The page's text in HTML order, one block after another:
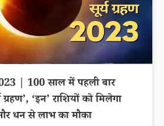
| 100 साल में पहली बार
ग्रहण’, ‘इन’ राशियों को मिलेगा
धन से लाभ का मौका